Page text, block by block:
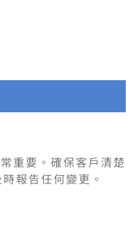
重要。確保客戶清楚
報告任何變更。